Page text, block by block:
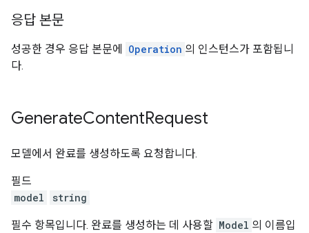
응답 본문
성공한 경우 응답 본문에 Operation 의 인스턴스가 포함됩니
다.
GenerateContentRequest
모델에서 완료를 생성하도록 요청합니다.
필드
model
string
필수 항목입니다. 완료를 생성하는 데 사용할 Model 의 이름입